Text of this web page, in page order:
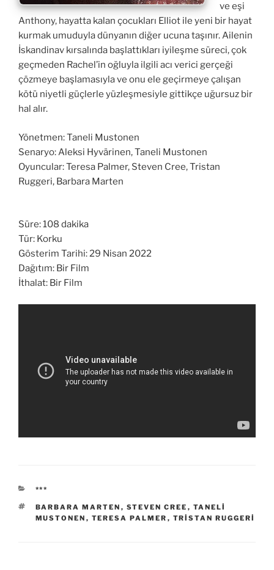
ve eşi
Anthony, hayatta kalan çocukları Elliot ile yeni bir hayat
kurmak umuduyla dünyanın diğer ucuna taşınır. Ailenin
İskandinav kırsalında başlattıkları iyileşme süreci, çok
geçmeden Rachel’in oğluyla ilgili acı verici gerçeği
çözmeye başlamasıyla ve onu ele geçirmeye çalışan
kötü niyetli güçlerle yüzleşmesiyle gittikçe uğursuz bir
hal alır.
Yönetmen: Taneli Mustonen
Senaryo: Aleksi Hyvärinen, Taneli Mustonen
Oyuncular: Teresa Palmer, Steven Cree, Tristan
Ruggeri, Barbara Marten
Süre: 108 dakika
Tür: Korku
Gösterim Tarihi: 29 Nisan 2022
Dağıtım: Bir Film
İthalat: Bir Film
KATEGORILER
***
ETIKETLER
BARBARA MARTEN , STEVEN CREE , TANELI
MUSTONEN , TERESA PALMER , TRISTAN RUGGERI